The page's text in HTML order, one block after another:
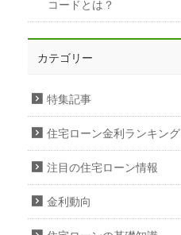
コードとは？
カテゴリー
特集記事
住宅ローン金利ランキング
注目の住宅ローン情報
金利動向